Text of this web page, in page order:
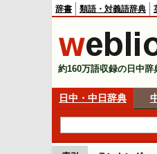
辞書 類語・対義語辞典
約160万語収録の日中辞
日中・中日辞典